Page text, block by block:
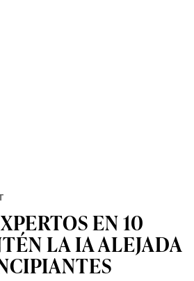
EN 10
LA IA ALEJADA